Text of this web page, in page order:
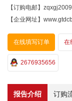
【订购电邮】
【企业网址】
在线填写订单 在
2676935656
报告介绍 订购